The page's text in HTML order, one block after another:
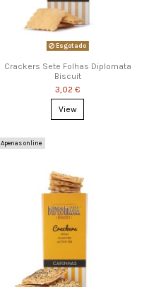
Esgotado
Crackers Sete Folhas Diplomata
Biscuit
3,02 €
View
Apenas online